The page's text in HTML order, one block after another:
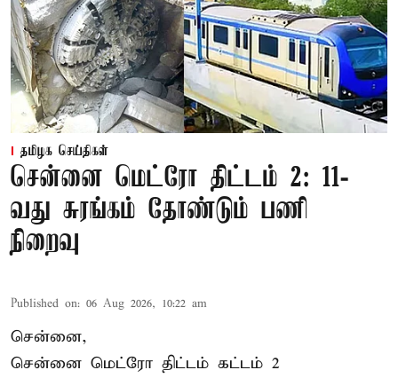
தமிழக செய்திகள்
சென்னை மெட்ரோ திட்டம் 2: 11-
வது சுரங்கம் தோண்டும் பணி
நிறைவு
Published on: 06 Aug 2026, 10:22 am
சென்னை,
சென்னை மெட்ரோ திட்டம் கட்டம் 2